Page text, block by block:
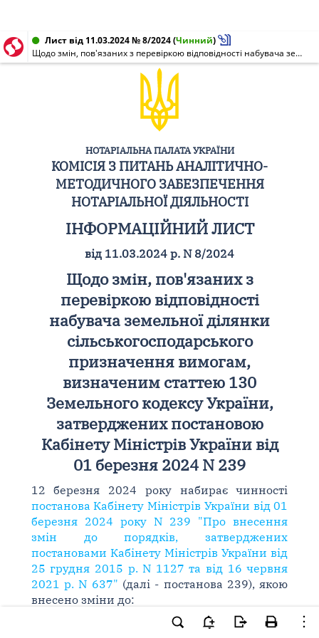
Лист від 11.03.2024 № 8/2024(Чинний)
Щодо змін, пов'язаних з перевіркою відповідності набувача земельної ділянки сільськогосподарського призначення вимогам, визначеним статтею 130 Земельного кодексу України, затверджених постановою Кабінету Міністрів України від 01 березня 2024 N 239
НОТАРІАЛЬНА ПАЛАТА УКРАЇНИ
КОМІСІЯ З ПИТАНЬ АНАЛІТИЧНО-
МЕТОДИЧНОГО ЗАБЕЗПЕЧЕННЯ
НОТАРІАЛЬНОЇ ДІЯЛЬНОСТІ
ІНФОРМАЦІЙНИЙ ЛИСТ
від 11.03.2024 р. N 8/2024
Щодо змін, пов'язаних з
перевіркою відповідності
набувача земельної ділянки
сільськогосподарського
призначення вимогам,
визначеним статтею 130
Земельного кодексу України,
затверджених постановою
Кабінету Міністрів України від
01 березня 2024 N 239
12 березня 2024 року набирає чинності
постанова Кабінету Міністрів України від 01
березня 2024 року N 239 "Про внесення
змін до порядків, затверджених
постановами Кабінету Міністрів України від
25 грудня 2015 р. N 1127 та від 16 червня
2021 р. N 637" (далі - постанова 239), якою
внесено зміни до:
- Порядку державної реєстрації речових